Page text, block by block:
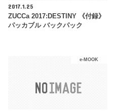
2017.1.25
ZUCCa 2017:DESTINY 《付録》
パッカブル バックパック
e-MOOK